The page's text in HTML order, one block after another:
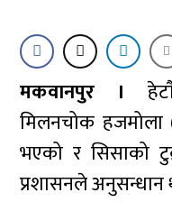
मकवानपुर ।
मिलनचोक हजमोला
भएको र सिसाको
प्रशासनले अनुसन्धान